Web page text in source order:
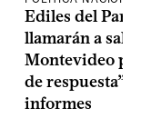
Ediles del
llamarán a sala
Montevideo
de respuesta”
informes